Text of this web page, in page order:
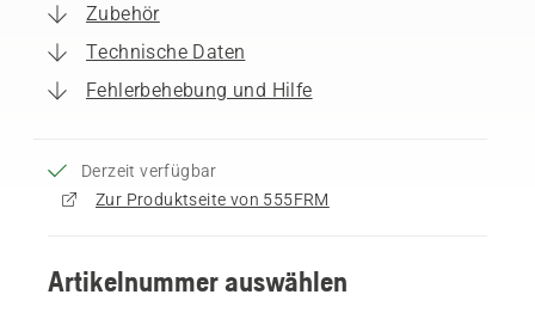
Zubehör
Technische Daten
Fehlerbehebung und Hilfe
Derzeit verfügbar
Zur Produktseite von 555FRM
Artikelnummer auswählen